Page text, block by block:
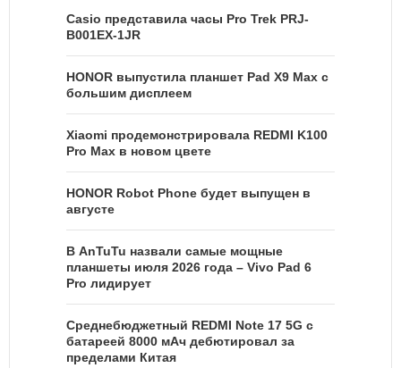
Casio представила часы Pro Trek PRJ-
B001EX-1JR
HONOR выпустила планшет Pad X9 Max с
большим дисплеем
Xiaomi продемонстрировала REDMI K100
Pro Max в новом цвете
HONOR Robot Phone будет выпущен в
августе
В AnTuTu назвали самые мощные
планшеты июля 2026 года – Vivo Pad 6
Pro лидирует
Среднебюджетный REDMI Note 17 5G с
батареей 8000 мАч дебютировал за
пределами Китая